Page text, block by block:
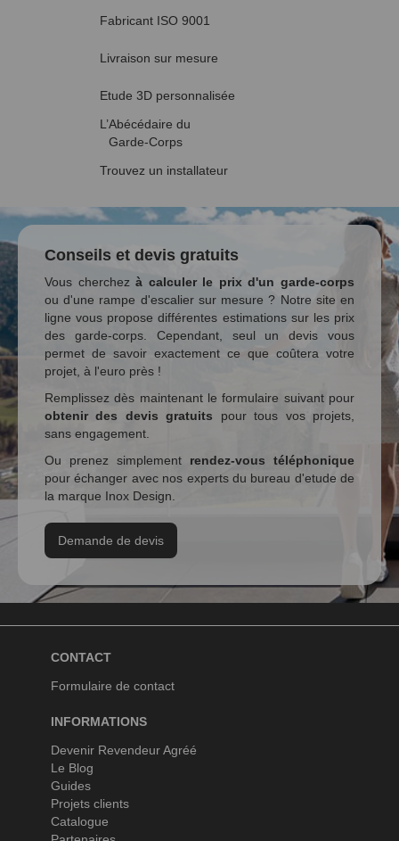
Fabricant ISO 9001
Livraison sur mesure
Etude 3D personnalisée
L’Abécédaire du
Garde-Corps
Trouvez un installateur
Conseils et devis gratuits
Vous cherchezà calculer le prix d'un garde-corps
ou d'une rampe d'escalier sur mesure ? Notre site en
ligne vous propose différentes estimations sur les prix
des garde-corps. Cependant, seul un devis vous
permet de savoir exactement ce que coûtera votre
projet, à l'euro près !
Remplissez dès maintenant le formulaire suivant pour
obtenir des devis gratuits pour tous vos projets,
sans engagement.
Ou prenez simplement rendez-vous téléphonique
pour échanger avec nos experts du bureau d'etude de
la marque Inox Design.
Demande de devis
CONTACT
Formulaire de contact
INFORMATIONS
Devenir Revendeur Agréé
Le Blog
Guides
Projets clients
Catalogue